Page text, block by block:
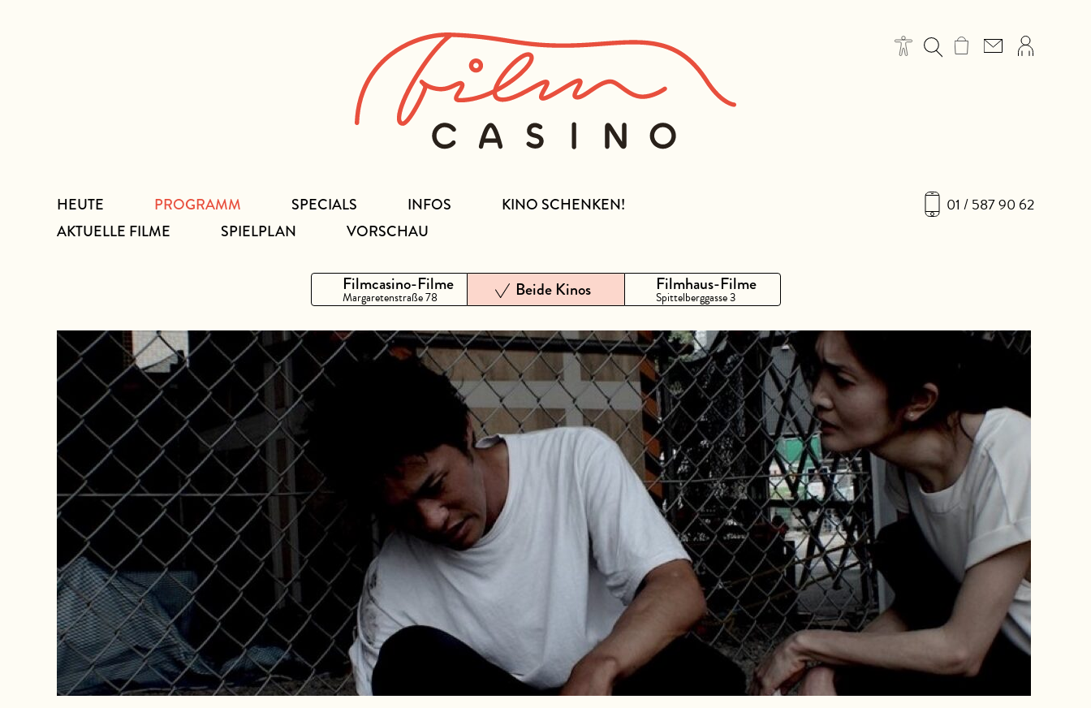
01 / 587 90 62
HEUTE
PROGRAMM
AKTUELLE FILME
SPIELPLAN VORSCHAU
SPECIALS INFOS KINO SCHENKEN!
Filmcasino-Filme
Margaretenstraße 78 Beide Kinos Filmhaus-Filme
Spittelberggasse 3